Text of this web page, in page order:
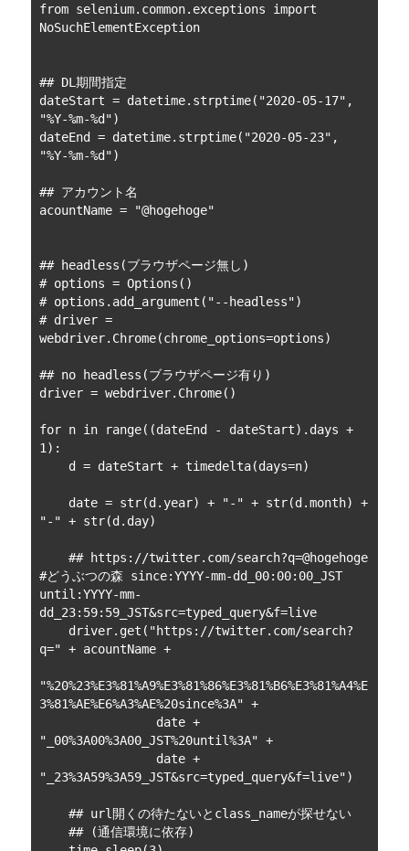
from selenium.common.exceptions import
NoSuchElementException
## DL期間指定
dateStart = datetime.strptime("2020-05-17",
"%Y-%m-%d")
dateEnd = datetime.strptime("2020-05-23",
"%Y-%m-%d")
## アカウント名
acountName = "@hogehoge"
## headless(ブラウザページ無し)
# options = Options()
# options.add_argument("--headless")
# driver =
webdriver.Chrome(chrome_options=options)
## no headless(ブラウザページ有り)
driver = webdriver.Chrome()
for n in range((dateEnd - dateStart).days +
1):
"-" + str(d.day)
    ## https://twitter.com/search?q=@hogehoge
#どうぶつの森 since:YYYY-mm-dd_00:00:00_JST
until:YYYY-mm-
dd_23:59:59_JST&src=typed_query&f=live
q=" + acountName +
"%20%23%E3%81%A9%E3%81%86%E3%81%B6%E3%81%A4%E
3%81%AE%E6%A3%AE%20since%3A" +
"_00%3A00%3A00_JST%20until%3A" +
"_23%3A59%3A59_JST&src=typed_query&f=live")
    ## url開くの待たないとclass_nameが探せない
    ## (通信環境に依存)